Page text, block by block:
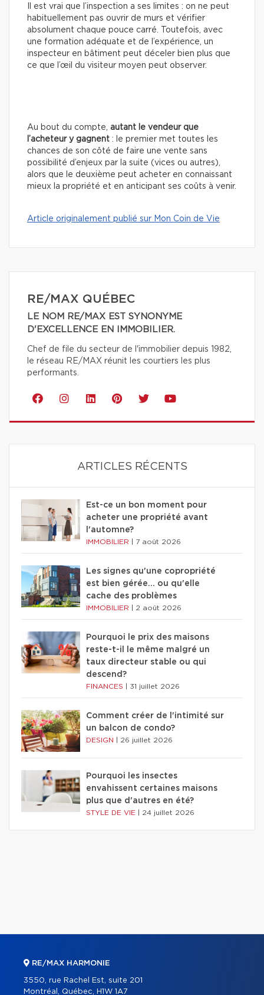
Il est vrai que l’inspection a ses limites : on ne peut
habituellement pas ouvrir de murs et vérifier
absolument chaque pouce carré. Toutefois, avec
une formation adéquate et de l’expérience, un
inspecteur en bâtiment peut déceler bien plus que
ce que l’œil du visiteur moyen peut observer.
Au bout du compte, autant le vendeur que
l’acheteur y gagnent : le premier met toutes les
chances de son côté de faire une vente sans
possibilité d’enjeux par la suite (vices ou autres),
alors que le deuxième peut acheter en connaissant
mieux la propriété et en anticipant ses coûts à venir.
Article originalement publié sur Mon Coin de Vie
RE/MAX QUÉBEC
LE NOM RE/MAX EST SYNONYME
D'EXCELLENCE EN IMMOBILIER.
Chef de file du secteur de l'immobilier depuis 1982,
le réseau RE/MAX réunit les courtiers les plus
performants.
ARTICLES RÉCENTS
Est-ce un bon moment pour
acheter une propriété avant
l'automne?
IMMOBILIER 7 août 2026
Les signes qu'une copropriété
est bien gérée… ou qu'elle
cache des problèmes
IMMOBILIER 2 août 2026
Pourquoi le prix des maisons
reste-t-il le même malgré un
taux directeur stable ou qui
descend?
FINANCES 31 juillet 2026
Comment créer de l'intimité sur
un balcon de condo?
DESIGN 26 juillet 2026
Pourquoi les insectes
envahissent certaines maisons
plus que d'autres en été?
STYLE DE VIE 24 juillet 2026
RE/MAX HARMONIE
3550, rue Rachel Est, suite 201
Montréal, Québec, H1W 1A7